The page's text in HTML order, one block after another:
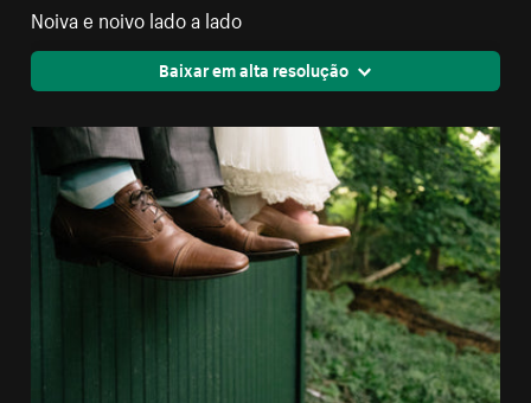
Noiva e noivo lado a lado
Baixar em alta resolução